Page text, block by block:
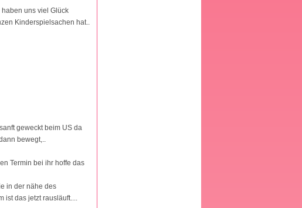
uns viel Glück
Kinderspielsachen hat..
geweckt beim US da
bewegt,..
Termin bei ihr hoffe das
in der nähe des
das jetzt rausläuft....